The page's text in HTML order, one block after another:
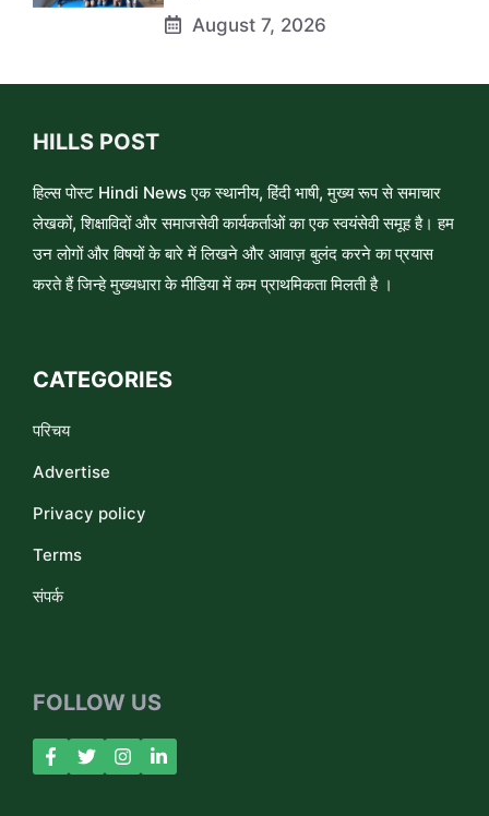
August 7, 2026
HILLS POST
हिल्स पोस्ट Hindi News एक स्थानीय, हिंदी भाषी, मुख्य रूप से समाचार
लेखकों, शिक्षाविदों और समाजसेवी कार्यकर्ताओं का एक स्वयंसेवी समूह है। हम
उन लोगों और विषयों के बारे में लिखने और आवाज़ बुलंद करने का प्रयास
करते हैं जिन्हे मुख्यधारा के मीडिया में कम प्राथमिकता मिलती है ।
CATEGORIES
परिचय
Advertise
Privacy policy
Terms
संपर्क
FOLLOW US